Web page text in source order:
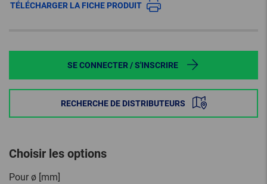
TÉLÉCHARGER LA FICHE PRODUIT
SE CONNECTER / S'INSCRIRE
RECHERCHE DE DISTRIBUTEURS
Choisir les options
Pour ø [mm]